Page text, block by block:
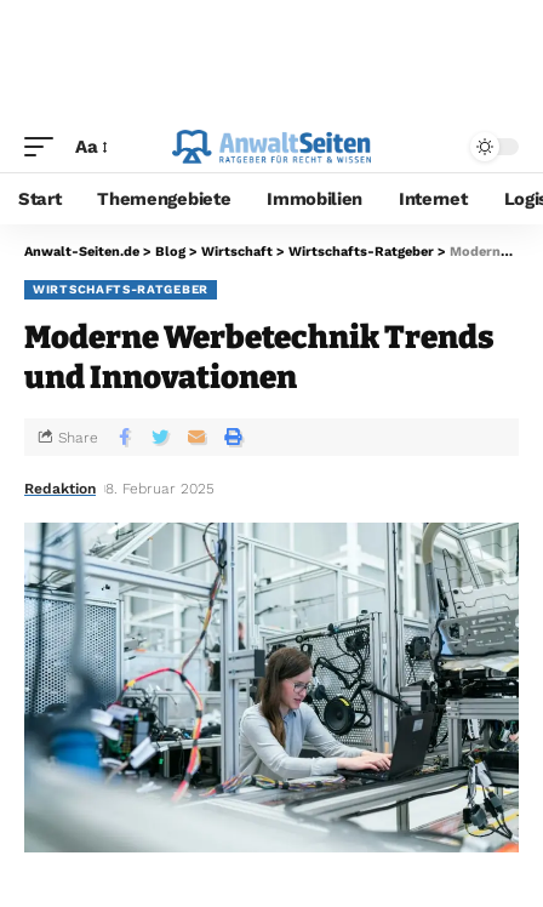
Aa
Start Themengebiete Immobilien Internet
Anwalt-Seiten.de > Blog > Wirtschaft > Wirtschafts-Ratgeber > Moderne Werbetechnik Trends und Innovationen
WIRTSCHAFTS-RATGEBER
Moderne Werbetechnik Trends
und Innovationen
Redaktion 8. Februar 2025
Share